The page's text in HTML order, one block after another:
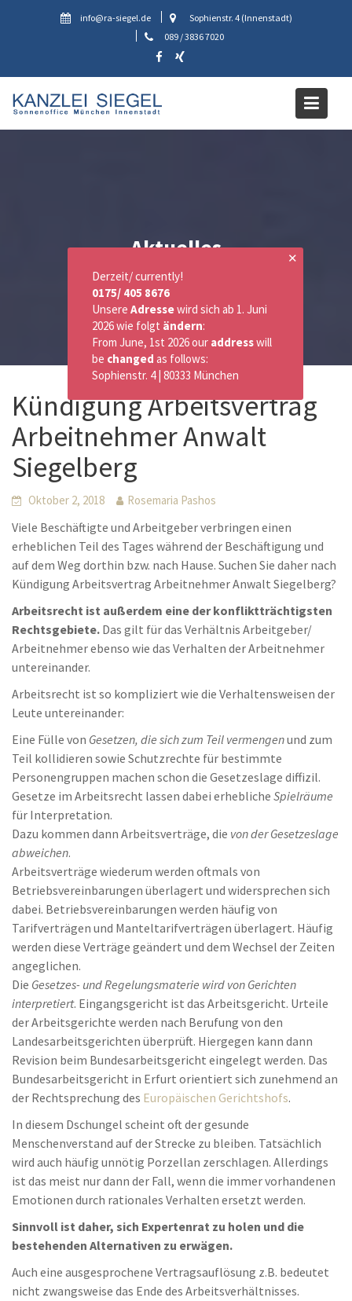
info@ra-siegel.de
Sophienstr. 4 (Innenstadt)
089 / 3836 7020
Aktuelles
Kündigung Arbeitsvertrag
Arbeitnehmer Anwalt
Siegelberg
Oktober 2, 2018 Rosemaria Pashos
Viele Beschäftigte und Arbeitgeber verbringen einen
erheblichen Teil des Tages während der Beschäftigung und
auf dem Weg dorthin bzw. nach Hause. Suchen Sie daher nach
Kündigung Arbeitsvertrag Arbeitnehmer Anwalt Siegelberg?
Arbeitsrecht ist außerdem eine der konfliktträchtigsten
Rechtsgebiete. Das gilt für das Verhältnis Arbeitgeber/
Arbeitnehmer ebenso wie das Verhalten der Arbeitnehmer
untereinander.
Arbeitsrecht ist so kompliziert wie die Verhaltensweisen der
Leute untereinander:
Eine Fülle von Gesetzen, die sich zum Teil vermengenund zum
Teil kollidieren sowie Schutzrechte für bestimmte
Personengruppen machen schon die Gesetzeslage diffizil.
Gesetze im Arbeitsrecht lassen dabei erhebliche Spielräume
für Interpretation.
Dazu kommen dann Arbeitsverträge, die von der Gesetzeslage
abweichen.
Arbeitsverträge wiederum werden oftmals von
Betriebsvereinbarungen überlagert und widersprechen sich
dabei. Betriebsvereinbarungen werden häufig von
Tarifverträgen und Manteltarifverträgen überlagert. Häufig
werden diese Verträge geändert und dem Wechsel der Zeiten
angeglichen.
Die Gesetzes- und Regelungsmaterie wird von Gerichten
interpretiert. Eingangsgericht ist das Arbeitsgericht. Urteile
der Arbeitsgerichte werden nach Berufung von den
Landesarbeitsgerichten überprüft. Hiergegen kann dann
Revision beim Bundesarbeitsgericht eingelegt werden. Das
Bundesarbeitsgericht in Erfurt orientiert sich zunehmend an
der Rechtsprechung des Europäischen Gerichtshofs.
In diesem Dschungel scheint oft der gesunde
Menschenverstand auf der Strecke zu bleiben. Tatsächlich
wird auch häufig unnötig Porzellan zerschlagen. Allerdings
ist das meist nur dann der Fall, wenn die immer vorhandenen
Emotionen durch rationales Verhalten ersetzt werden.
Sinnvoll ist daher, sich Expertenrat zu holen und die
bestehenden Alternativen zu erwägen.
Auch eine ausgesprochene Vertragsauflösung z.B. bedeutet
nicht zwangsweise das Ende des Arbeitsverhältnisses.
✕
Derzeit/ currently!
0175/ 405 8676
Unsere Adressewird sich ab 1. Juni
2026 wie folgt ändern:
From June, 1st 2026 our addresswill
be changed as follows:
Sophienstr. 4 | 80333 München